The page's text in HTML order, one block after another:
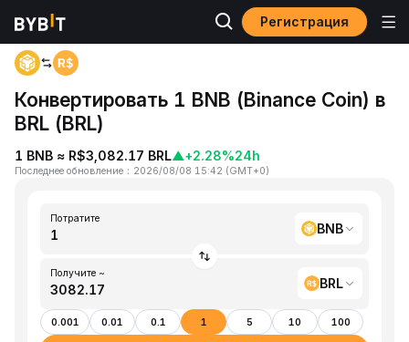
Регистрация
Главная
Конвертировать 1 BNB (Binance Coin) в
BRL (BRL)
1 BNB ≈ R$3,082.17 BRL▲+2.28%24h
Последнее обновление ： 2026/08/08 15:42 (GMT+0)
Потратите
BNB
Получите ~
BRL
0.001 0.01 0.1 1 5 10 100